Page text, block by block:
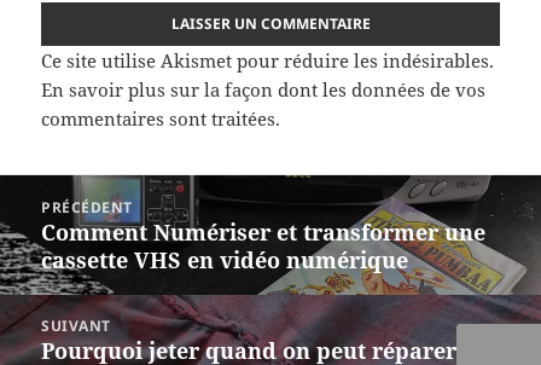
Ce site utilise Akismet pour réduire les indésirables.
En savoir plus sur la façon dont les données de vos
commentaires sont traitées.
Navigation
de
l’article
PRÉCÉDENT
Article
précédent :
Comment Numériser et transformer une
cassette VHS en vidéo numérique
SUIVANT
Article
Pourquoi jeter quand on peut réparer